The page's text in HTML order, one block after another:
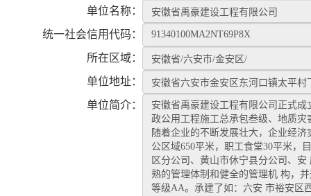
单位名称：
统一社会信用代码：
所在区域：
单位地址：
单位简介：
安徽省禹豪建设工程有限公司正式成
政公用工程施工总承包叁级、地质
随着企业的不断发展壮大，企业经
公区域650平米，职工食堂30平米，
区分公司、黄山市休宁县分公司、
熟的管理体制和健全的管理机 构，
等级AA。承建了如：六安 市裕安区